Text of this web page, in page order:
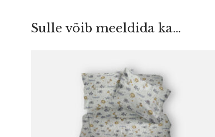
Sulle võib meeldida ka…